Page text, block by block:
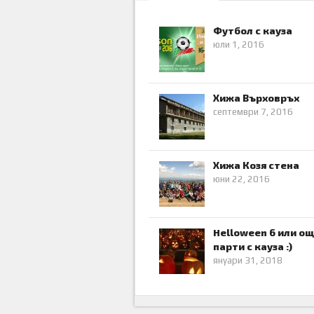
Футбол с кауза
юли 1, 2016
Хижа Върховръх
септември 7, 2016
Хижа Козя стена
юни 22, 2016
Helloween 6 или
парти с кауза :)
януари 31, 2018